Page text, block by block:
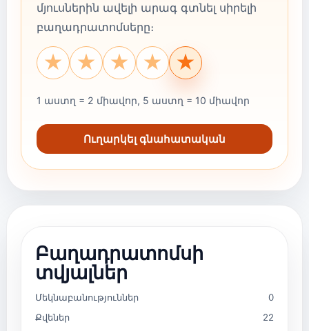
մյուսներին ավելի արագ գտնել սիրելի
բաղադրատոմսերը։
★
★
★
★
★
1 աստղ = 2 միավոր, 5 աստղ = 10 միավոր
Ուղարկել գնահատական
Բաղադրատոմսի
տվյալներ
Մեկնաբանություններ
0
Քվեներ
22